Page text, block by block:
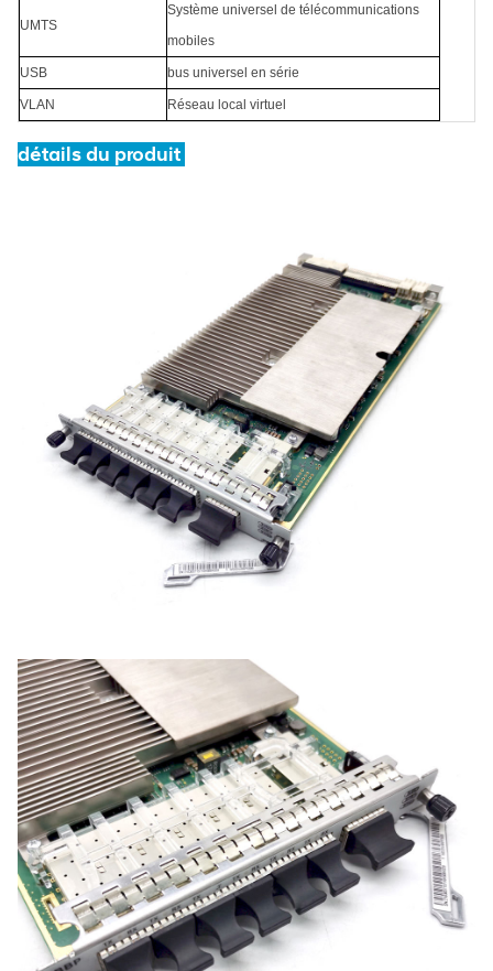
UMTS
Système universel de télécommunications
mobiles
USB bus universel en série
VLAN Réseau local virtuel
détails du produit